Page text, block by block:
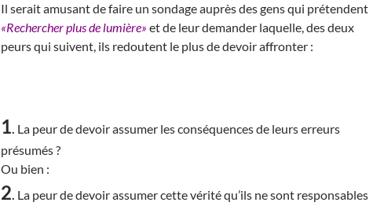
Il serait amusant de faire un sondage auprès des gens qui prétendent
«Rechercher plus de lumière» et de leur demander laquelle, des deux
peurs qui suivent, ils redoutent le plus de devoir affronter :
1. La peur de devoir assumer les conséquences de leurs erreurs
présumés ?
Ou bien :
2. La peur de devoir assumer cette vérité qu’ils ne sont responsables